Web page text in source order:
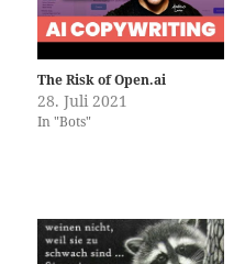
The Risk of Open.ai
28. Juli 2021
In "Bots"